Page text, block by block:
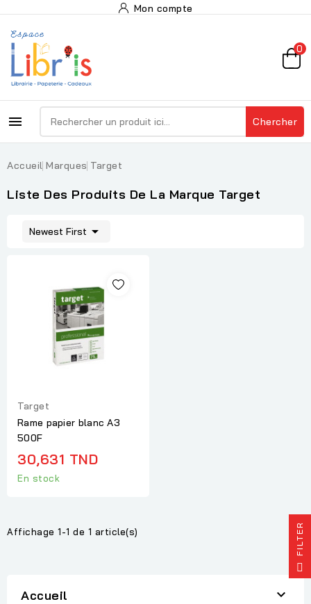
Mon compte
0
 Chercher
Accueil Marques Target
Liste Des Produits De La Marque Target
Newest First 
Target
Rame papier blanc A3
500F
30,631 TND
En stock
Affichage 1-1 de 1 article(s)
Accueil 
R